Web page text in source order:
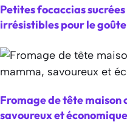
Petites focaccias
irrésistibles pour le
Fromage de tête maison
savoureux et économique